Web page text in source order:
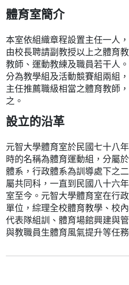
體育室簡介
本室依組織章程設置主任一人
由校長聘請副教授以上之體育
教師、運動教練及職員若干人
分為教學組及活動競賽組兩組
主任推薦職級相當之體育教師
之。
設立的沿革
元智大學體育室於民國七十八
時的名稱為體育運動組，分屬
體系，行政體系為訓導處下之
屬共同科，一直到民國八十六
室至今。元智大學體育室在行
單位，綜理全校體育教學、校
代表隊組訓、體育場館興建與
與教職員生體育風氣提升等任務